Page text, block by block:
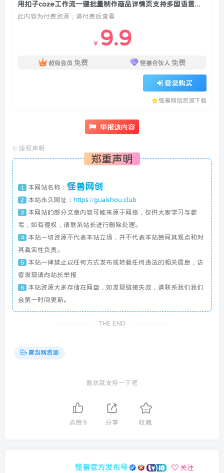
用扣子coze工作流一键批量制作商品详情页支持多国语言输出，实操教学
此内容为付费资源，请付费后查看
￥ 9.9
超级会员 免费 怪兽合伙人 免费
登录购买
怪兽网创资源下载
举报该内容
© 版权声明
郑重声明
1 本网站名称： 怪兽网创
2 本站永久网址： https://guaishou.club
3
本网站的部分文章内容可能来源于网络，仅供大家学习与参
考，如有侵权，请联系站长进行删除处理。
4
本站一切资源不代表本站立场，并不代表本站赞同其观点和对
其真实性负责。
5
本站一律禁止以任何方式发布或转载任何违法的相关信息，访
客发现请向站长举报
6
本站资源大多存储在网盘，如发现链接失效，请联系我们我们
会第一时间更新。
THE END
冒泡网资源
喜欢就支持一下吧
点赞 9 分享 收藏
怪兽官方发布号 关注